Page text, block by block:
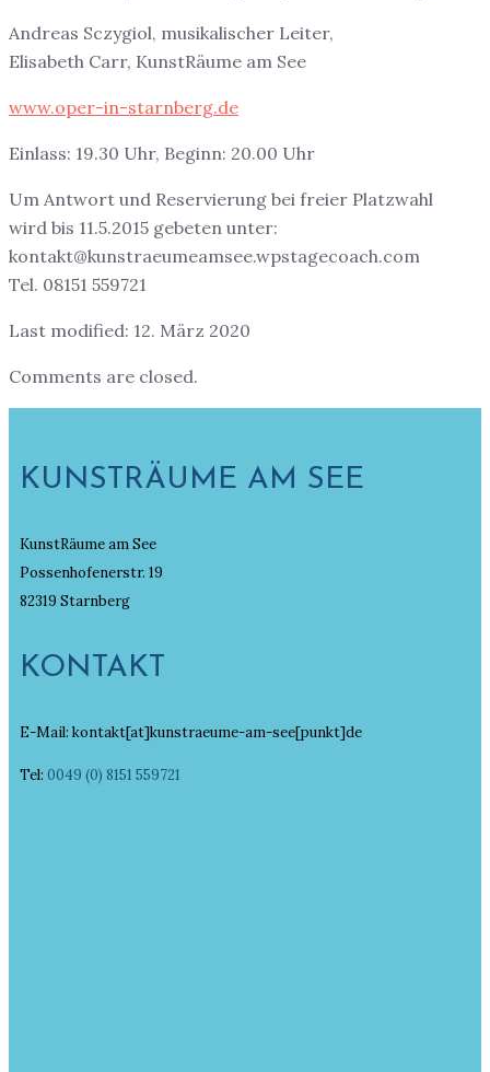
Andreas Sczygiol, musikalischer Leiter,
Elisabeth Carr, KunstRäume am See
www.oper-in-starnberg.de
Einlass: 19.30 Uhr, Beginn: 20.00 Uhr
Um Antwort und Reservierung bei freier Platzwahl
wird bis 11.5.2015 gebeten unter:
kontakt@kunstraeumeamsee.wpstagecoach.com
Tel. 08151 559721
Last modified: 12. März 2020
Comments are closed.
KUNSTRÄUME AM SEE
KunstRäume am See
Possenhofenerstr. 19
82319 Starnberg
KONTAKT
E-Mail: kontakt[at]kunstraeume-am-see[punkt]de
Tel: 0049 (0) 8151 559721